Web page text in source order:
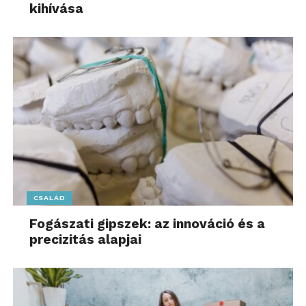
következett be. A JabJab digitális marketing
nemhogy stabil maradt, de több területen
látványosan nőtt is 2025 negyedik negyedévében.
AzAI Traffic Index vizsgálat– melyet az ügynökség
negyedévente elkészít – 12 szegmens adatait
dolgozza fel, a hírportáloktól a piactereken és
elektronikai webáruházakon át egészen a
drogériákig és szállásaggregátorokig. A korábbi 6-ról
12-re bővített mintában visszatükröződik az előző
kutatási eredmény: a mesterséges intelligencia
eszközök szerepe egyre meghatározóbb, de nem
vesznek el forgalmat a weboldalaktól, sokkal inkább
új típusú csatornát nyitnak.
kihívása
CSALÁD
Fogászati gipszek: az innováció és a
precizitás alapjai